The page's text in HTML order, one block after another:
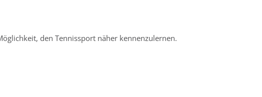
den Tennissport näher kennenzulernen.